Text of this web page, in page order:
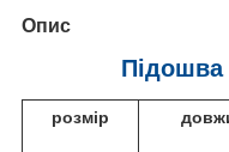
Опис
Підошва
розмір